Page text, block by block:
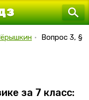
•
Вопрос 3, §
за 7 класс: